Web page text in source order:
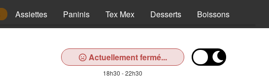
Assiettes Paninis Tex Mex Desserts Boissons
Actuellement fermé...
18h30 - 22h30